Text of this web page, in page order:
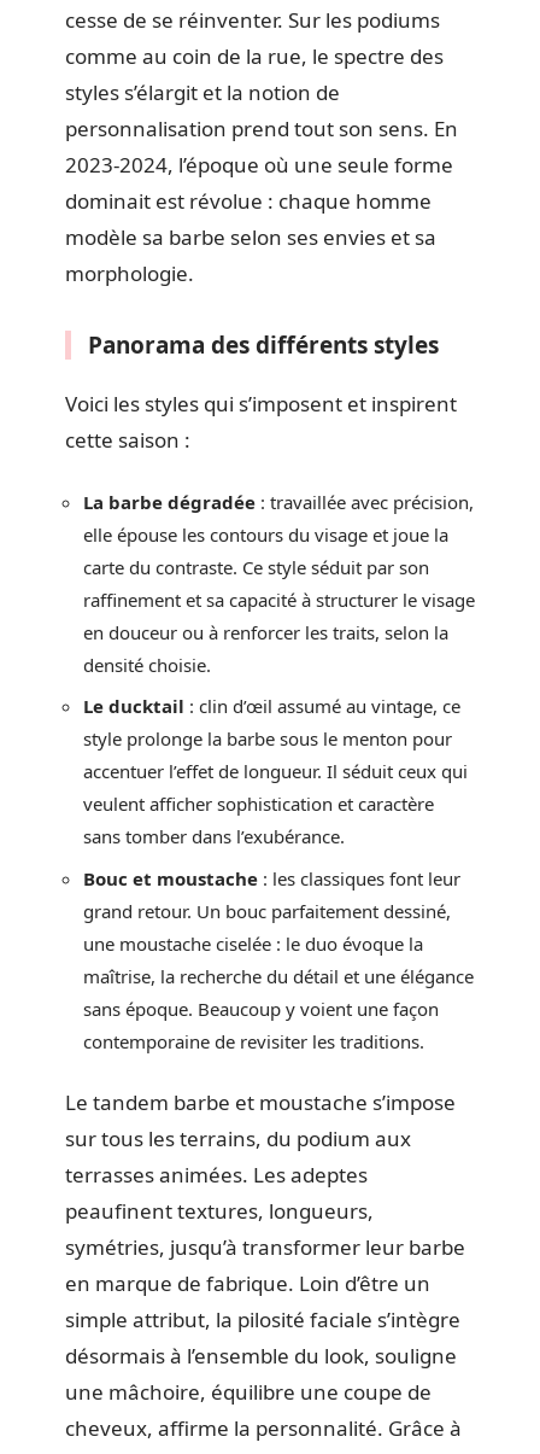
cesse de se réinventer. Sur les podiums
comme au coin de la rue, le spectre des
styles s’élargit et la notion de
personnalisation prend tout son sens. En
2023-2024, l’époque où une seule forme
dominait est révolue : chaque homme
modèle sa barbe selon ses envies et sa
morphologie.
Panorama des différents styles
Voici les styles qui s’imposent et inspirent
cette saison :
La barbe dégradée : travaillée avec précision,
elle épouse les contours du visage et joue la
carte du contraste. Ce style séduit par son
raffinement et sa capacité à structurer le visage
en douceur ou à renforcer les traits, selon la
densité choisie.
Le ducktail : clin d’œil assumé au vintage, ce
style prolonge la barbe sous le menton pour
accentuer l’effet de longueur. Il séduit ceux qui
veulent afficher sophistication et caractère
sans tomber dans l’exubérance.
Bouc et moustache : les classiques font leur
grand retour. Un bouc parfaitement dessiné,
une moustache ciselée : le duo évoque la
maîtrise, la recherche du détail et une élégance
sans époque. Beaucoup y voient une façon
contemporaine de revisiter les traditions.
Le tandem barbe et moustache s’impose
sur tous les terrains, du podium aux
terrasses animées. Les adeptes
peaufinent textures, longueurs,
symétries, jusqu’à transformer leur barbe
en marque de fabrique. Loin d’être un
simple attribut, la pilosité faciale s’intègre
désormais à l’ensemble du look, souligne
une mâchoire, équilibre une coupe de
cheveux, affirme la personnalité. Grâce à